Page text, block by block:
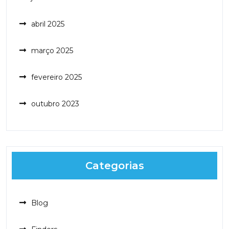
abril 2025
março 2025
fevereiro 2025
outubro 2023
Categorias
Blog